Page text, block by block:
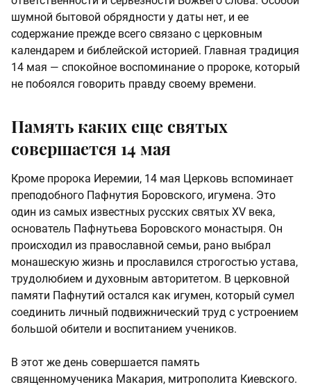
шумной бытовой обрядности у даты нет, и ее
содержание прежде всего связано с церковным
календарем и библейской историей. Главная традиция
14 мая — спокойное воспоминание о пророке, который
не побоялся говорить правду своему времени.
Память каких еще святых
совершается 14 мая
Кроме пророка Иеремии, 14 мая Церковь вспоминает
преподобного Пафнутия Боровского, игумена. Это
один из самых известных русских святых XV века,
основатель Пафнутьева Боровского монастыря. Он
происходил из православной семьи, рано выбрал
монашескую жизнь и прославился строгостью устава,
трудолюбием и духовным авторитетом. В церковной
памяти Пафнутий остался как игумен, который сумел
соединить личный подвижнический труд с устроением
большой обители и воспитанием учеников.
В этот же день совершается память
священномученика Макария, митрополита Киевского.